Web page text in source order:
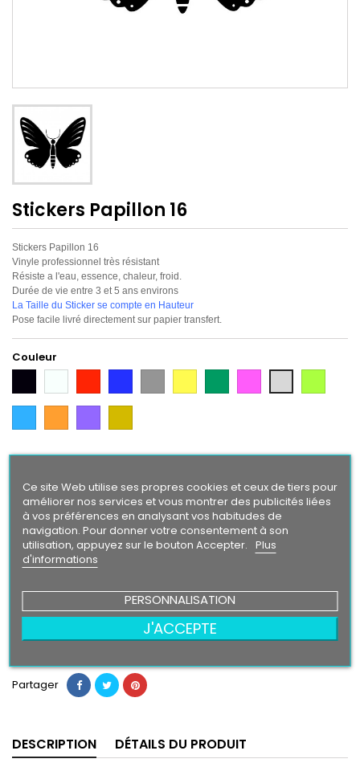
Stickers Papillon 16
Stickers Papillon 16
Vinyle professionnel très résistant
Résiste a l'eau, essence, chaleur, froid.
Durée de vie entre 3 et 5 ans environs
La Taille du Sticker se compte en Hauteur
Pose facile livré directement sur papier transfert.
Couleur
ArgentCitron
Intense
Finition
Brillant
Mat
Taille
3,90 €
 Ajouter au panier
Partager
DESCRIPTION DÉTAILS DU PRODUIT
Ce site Web utilise ses propres cookies et ceux de tiers pour
améliorer nos services et vous montrer des publicités liées
à vos préférences en analysant vos habitudes de
navigation. Pour donner votre consentement à son
utilisation, appuyez sur le bouton Accepter. Plus
d'informations
PERSONNALISATION
J'ACCEPTE